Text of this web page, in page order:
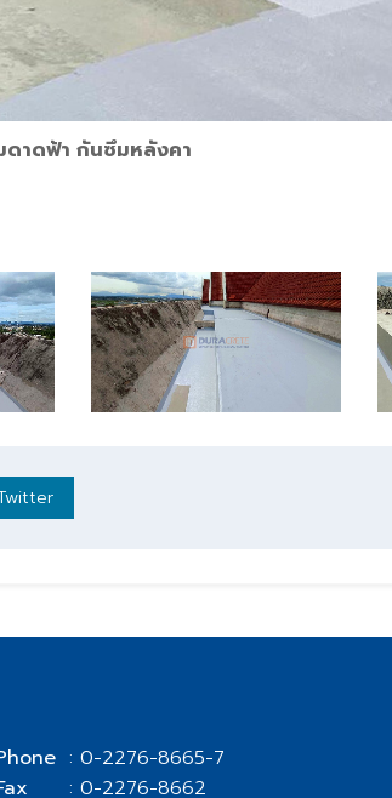
าดฟ้า กันซึมหลังคา
: 0-2276-8665-7
: 0-2276-8662